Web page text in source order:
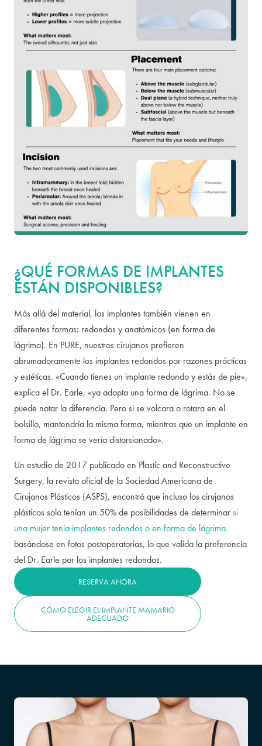
¿QUÉ FORMAS DE IMPLANTES
ESTÁN DISPONIBLES?
Más allá del material, los implantes también vienen en
diferentes formas: redondos y anatómicos (en forma de
lágrima). En PURE, nuestros cirujanos prefieren
abrumadoramente los implantes redondos por razones prácticas
y estéticas. «Cuando tienes un implante redondo y estás de pie»,
explica el Dr. Earle, «ya adopta una forma de lágrima. No se
puede notar la diferencia. Pero si se volcara o rotara en el
bolsillo, mantendría la misma forma, mientras que un implante en
forma de lágrima se vería distorsionado».
Un estudio de 2017 publicado en Plastic and Reconstructive
Surgery, la revista oficial de la Sociedad Americana de
Cirujanos Plásticos (ASPS), encontró que incluso los cirujanos
plásticos solo tenían un 50% de posibilidades de determinarsi
una mujer tenía implantes redondos o en forma de lágrima
basándose en fotos postoperatorias, lo que valida la preferencia
del Dr. Earle por los implantes redondos.
RESERVA AHORA
CÓMO ELEGIR EL IMPLANTE MAMARIO
ADECUADO